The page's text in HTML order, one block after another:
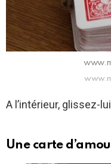
A l’intérieur, glissez-
Une carte